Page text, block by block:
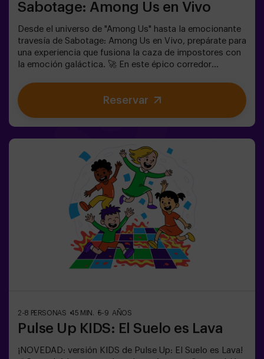
Sabotage: Among Us en Vivo
Desde el universo de "Among Us" hasta la emocionante
travesía de Sabotage: Among Us en Vivo, prepárate para
una experiencia que fusiona la caza de impostores con
la emoción galáctica. 🚀 En este épico corredor
aumenta, ya que impostores se ocultan entre tus
compañeros. Usa tus habilidades estratégicas, afina tu
observación y mejora tu comunicación para
adolescentes | familias ¡Embárcate en esta aventura
única donde la realidad y el juego se encuentran en el
fascinante Sabotage: Among Us en Vivo!
Reservar
2-8 PERSONAS 45 MIN. 5-9 AÑOS
Pulse Up KIDS: El Suelo es Lava
¡NOVEDAD: versión KIDS de Pulse Up: El Suelo es Lava!